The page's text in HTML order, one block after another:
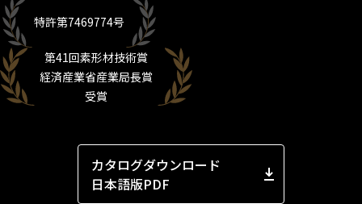
特許第7469774号
第41回素形材技術賞
経済産業省産業局長賞
受賞
カタログダウンロード
日本語版PDF